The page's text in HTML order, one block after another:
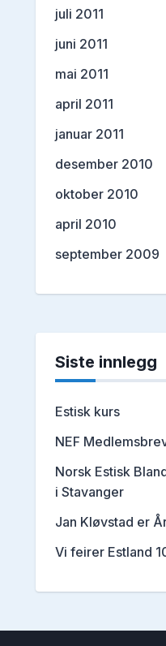
juli 2011
juni 2011
mai 2011
april 2011
januar 2011
desember 2010
oktober 2010
april 2010
september 2009
Siste innlegg
Estisk kurs
NEF
Norsk Estisk
i Stavanger
Jan Kløvstad er
Vi feirer Estland